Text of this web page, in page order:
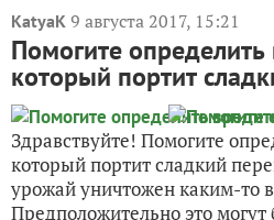
KatyaK 9 августа 2017, 15:21
Помогите определить
который портит
Здравствуйте! Помогите
который портит сладкий
урожай уничтожен каким-то
Предположительно это